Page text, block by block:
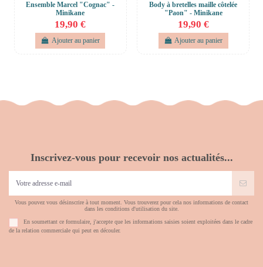
Ensemble Marcel "Cognac" -
Minikane
19,90 €
Ajouter au panier
Body à bretelles maille côtelée
"Paon" - Minikane
19,90 €
Ajouter au panier
Inscrivez-vous pour recevoir nos actualités...
Vous pouvez vous désinscrire à tout moment. Vous trouverez pour cela nos informations de contact
dans les conditions d'utilisation du site.
En soumettant ce formulaire, j'accepte que les informations saisies soient exploitées dans le cadre
de la relation commerciale qui peut en découler.